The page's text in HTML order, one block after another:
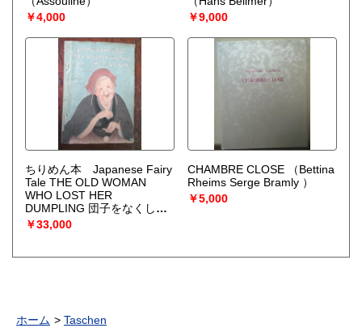
￥4,000
￥9,000
ちりめん本 Japanese Fairy
Tale THE OLD WOMAN
WHO LOST HER
DUMPLING 団子をなくした
おばあさん
ラフカディオ・ハーン（小泉
￥33,000
CHAMBRE CLOSE
（Bettina
Rheims Serge Bramly ）
￥5,000
ホーム
Taschen